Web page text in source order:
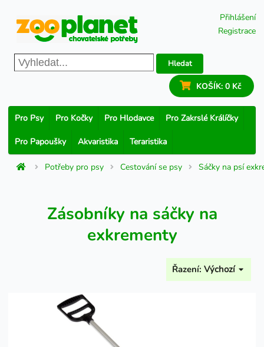
Přihlášení
Registrace
Hledat
KOŠÍK: 0 Kč
Pro Psy Pro Kočky Pro Hlodavce Pro Zakrslé Králíčky
Pro Papoušky Akvaristika Teraristika
Potřeby pro psy Cestování se psy Sáčky na psí
Zásobníky na sáčky na
exkrementy
Řazení: Výchozí